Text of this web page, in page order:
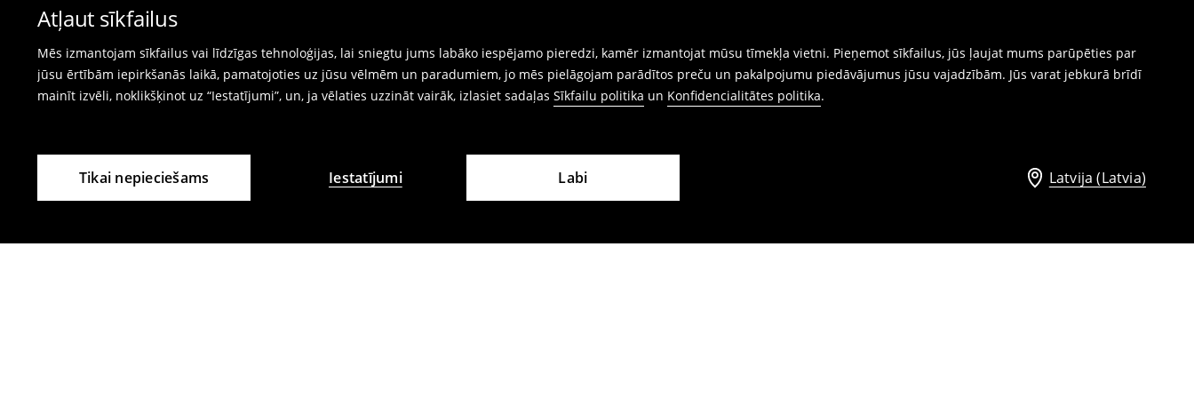
Atļaut sīkfailus
Mēs izmantojam sīkfailus vai līdzīgas tehnoloģijas, lai sniegtu jums labāko iespējamo pieredzi, kamēr izmantojat mūsu tīmekļa vietni. Pieņemot sīkfailus, jūs ļaujat mums parūpēties par
jūsu ērtībām iepirkšanās laikā, pamatojoties uz jūsu vēlmēm un paradumiem, jo mēs pielāgojam parādītos preču un pakalpojumu piedāvājumus jūsu vajadzībām. Jūs varat jebkurā brīdī
mainīt izvēli, noklikšķinot uz “Iestatījumi”, un, ja vēlaties uzzināt vairāk, izlasiet sadaļas Sīkfailu politika un Konfidencialitātes politika.
Tikai nepieciešams Iestatījumi Labi Latvija (Latvia)
preču atgriešanas veidlapu tiešsaistē.